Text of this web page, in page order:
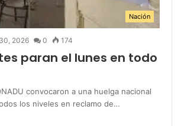
Nación
2026 0 174
paran el lunes en todo
convocaron a una huelga nacional
los niveles en reclamo de…